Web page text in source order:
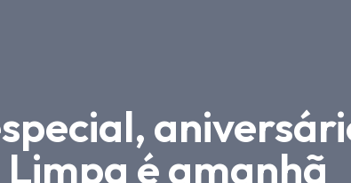
é amanhã